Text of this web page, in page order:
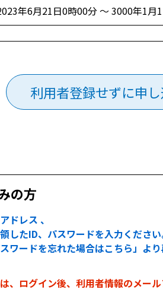
年6月21日0時00分 ～ 3000年1月
利用者登録せずに申
の方
ドレス 、
したID、パスワードを入力ください
ワードを忘れた場合はこちら」より
、ログイン後、利用者情報のメール